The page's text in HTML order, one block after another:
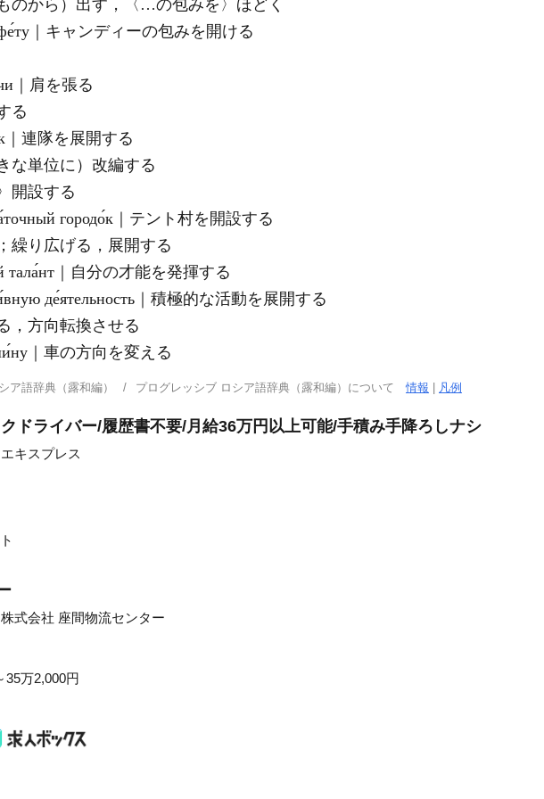
のから）出す，〈…の包みを〉ほどく
｜キャンディーの包みを開ける
｜肩を張る
る
｜連隊を展開する
な単位に）改編する
開設する
городо́к｜テント村を開設する
繰り広げる，展開する
тала́нт｜自分の才能を発揮する
де́ятельность｜積極的な活動を展開する
方向転換させる
｜車の方向を変える
ア語辞典（露和編） プログレッシブ ロシア語辞典（露和編）について情報 凡例
ドライバー/履歴書不要/月給36万円以上可能/手積み手降ろしナシ
キスプレス
式会社 座間物流センター
35万2,000円